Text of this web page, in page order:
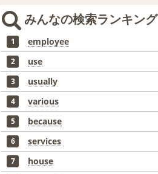
みんなの検索ランキング
1 employee
2 use
3 usually
4 various
5 because
6 services
7 house